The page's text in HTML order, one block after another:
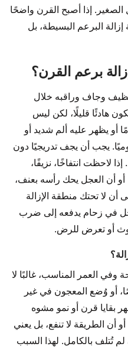
إذا أصبح القرن واضحًا
البرعم البسيطة، بل
برعم القرن؟
وجاف وراقبه خلال
هادئًا قليلًا، لكن ليس
أو يظهر عليه ألم شديد أو
يجب أن يجف تدريجيًا دون
لاحظت انتفاخًا، نزيفًا،
أو أن العجل يحك رأسه بعنف،
لا تحتك منطقة الإزالة
في زحام يدفعه إلى ضرب
أو تعرض للرض.
وفي العمر المناسب، غالبًا لا
أو وُضع المعجون في غير
بقايا قرن أو نمو مشوه
أن الطريقة لا تنفع، بل يعني
لم تُتلف بالكامل. لهذا السبب